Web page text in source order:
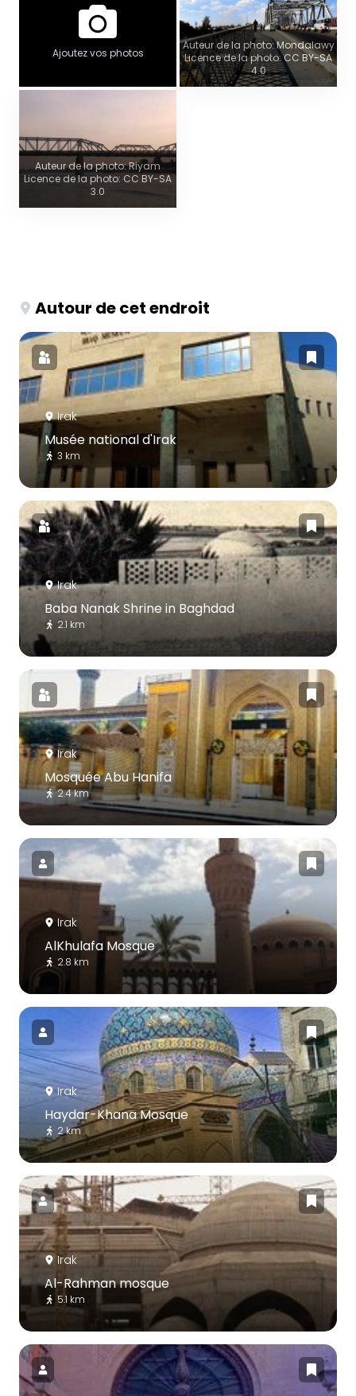
Ajoutez vos photos
Auteur de la photo: Mondalawy
Licence de la photo: CC BY-SA
4.0
Auteur de la photo: Riyam
Licence de la photo: CC BY-SA
3.0
Autour de cet endroit
Irak
Musée national d'Irak
3 km
Irak
Baba Nanak Shrine in Baghdad
2.1 km
Irak
Mosquée Abu Hanifa
2.4 km
Irak
AlKhulafa Mosque
2.8 km
Irak
Haydar-Khana Mosque
2 km
Irak
Al-Rahman mosque
5.1 km